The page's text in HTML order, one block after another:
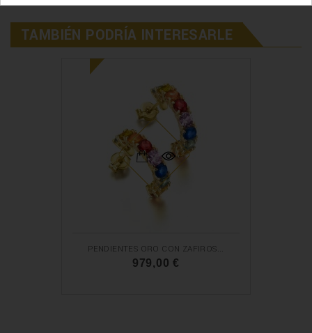
TAMBIÉN PODRÍA INTERESARLE
U
E
V
PENDIENTES ORO CON ZAFIROS...
979,00 €